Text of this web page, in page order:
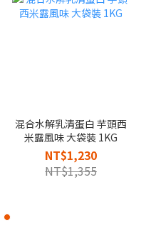
混合水解乳清蛋白 芋頭西
米露風味 大袋裝 1KG
NT$1,230
NT$1,355